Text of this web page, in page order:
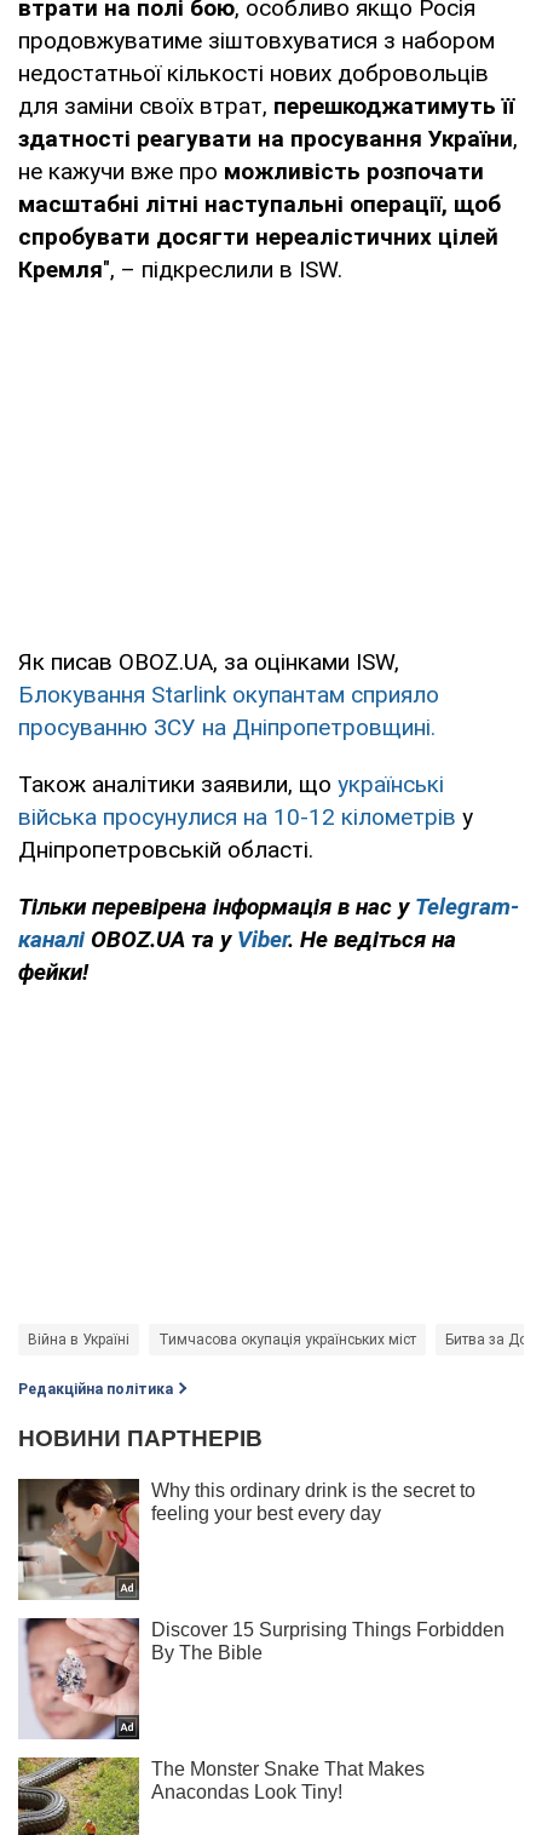
втрати на полі бою, особливо якщо Росія
продовжуватиме зіштовхуватися з набором
недостатньої кількості нових добровольців
для заміни своїх втрат, перешкоджатимуть її
здатності реагувати на просування України,
не кажучи вже про можливість розпочати
масштабні літні наступальні операції, щоб
спробувати досягти нереалістичних цілей
Кремля", – підкреслили в ISW.
Як писав OBOZ.UA, за оцінками ISW,
Блокування Starlink окупантам сприяло
просуванню ЗСУ на Дніпропетровщині.
Також аналітики заявили, що українські
війська просунулися на 10-12 кілометрів у
Дніпропетровській області.
Тільки перевірена інформація в нас у Telegram-
каналі OBOZ.UA та у Viber. Не ведіться на
фейки!
Війна в Україні Тимчасова окупація українських міст Битва за
Редакційна політика